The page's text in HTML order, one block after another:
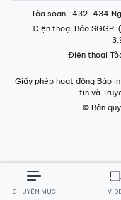
Tòa soạn : 432-434
Điện thoại Báo SGGP:
Điện thoại
Giấy phép hoạt động Báo
tin và
© Bản
CHUYÊN MỤC